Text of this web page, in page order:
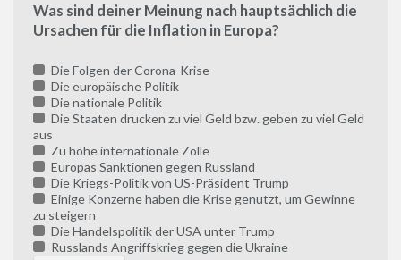
Was sind deiner Meinung nach hauptsächlich die
Ursachen für die Inflation in Europa?
Die Folgen der Corona-Krise
Die europäische Politik
Die nationale Politik
Die Staaten drucken zu viel Geld bzw. geben zu viel Geld
aus
Zu hohe internationale Zölle
Europas Sanktionen gegen Russland
Die Kriegs-Politik von US-Präsident Trump
Einige Konzerne haben die Krise genutzt, um Gewinne
zu steigern
Die Handelspolitik der USA unter Trump
Russlands Angriffskrieg gegen die Ukraine